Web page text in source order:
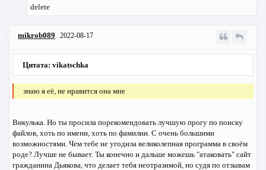
delete
mikrob089 2022-08-17
Цитата: vikatschka
знаю я её, не нравится она мне
Викулька. Но ты просила порекомендовать лучшую прогу по поиску
файлов, хоть по имени, хоть по фамилии. С очень большими
возможностями. Чем тебе не угодила великолепная программа в своём
роде? Лучше не бывает. Ты конечно и дальше можешь "атаковать" сайт
гражданина Дьякова, что делает тебя неотразимой, но судя по отзывам